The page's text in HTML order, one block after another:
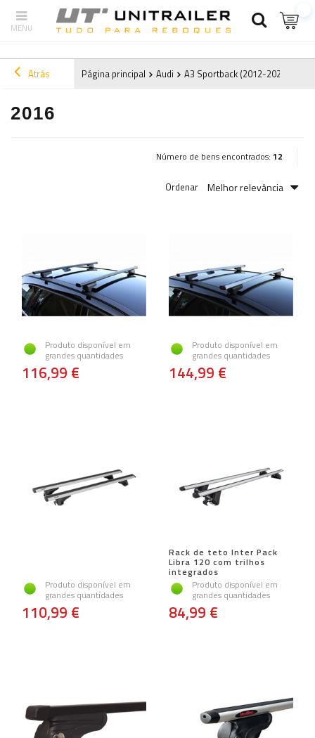
Atrás Página principal Audi A3 Sportback (2012-2020) 8V
2016
Número de bens encontrados: 12
Ordenar Melhor relevância
Produto disponível em
grandes quantidades
116,99 €
Produto disponível em
grandes quantidades
144,99 €
Produto disponível em
grandes quantidades
110,99 €
Rack de teto Inter Pack
Libra 120 com trilhos
integrados
Produto disponível em
grandes quantidades
84,99 €